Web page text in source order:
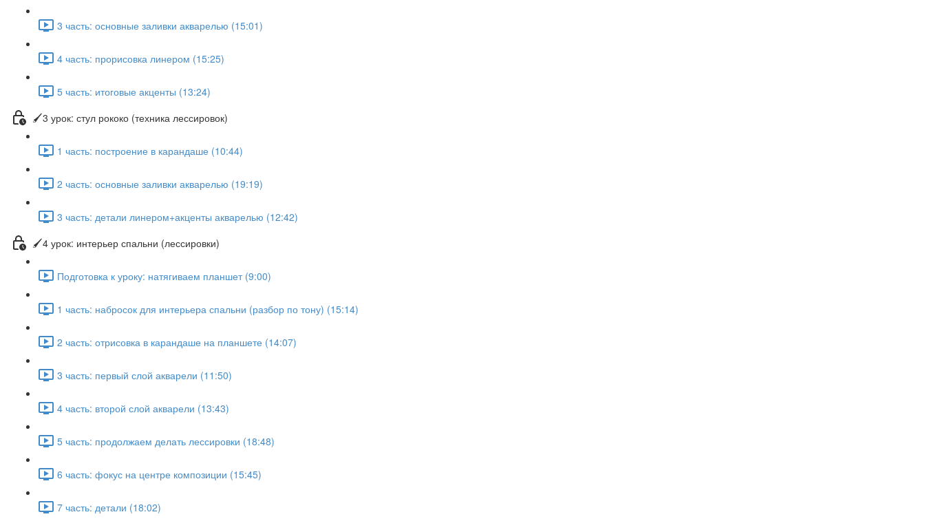
3 часть: основные заливки акварелью (15:01)
4 часть: прорисовка линером (15:25)
5 часть: итоговые акценты (13:24)
🖌3 урок: стул рококо (техника лессировок)
1 часть: построение в карандаше (10:44)
2 часть: основные заливки акварелью (19:19)
3 часть: детали линером+акценты акварелью (12:42)
🖌4 урок: интерьер спальни (лессировки)
Подготовка к уроку: натягиваем планшет (9:00)
1 часть: набросок для интерьера спальни (разбор по тону) (15:14)
2 часть: отрисовка в карандаше на планшете (14:07)
3 часть: первый слой акварели (11:50)
4 часть: второй слой акварели (13:43)
5 часть: продолжаем делать лессировки (18:48)
6 часть: фокус на центре композиции (15:45)
7 часть: детали (18:02)